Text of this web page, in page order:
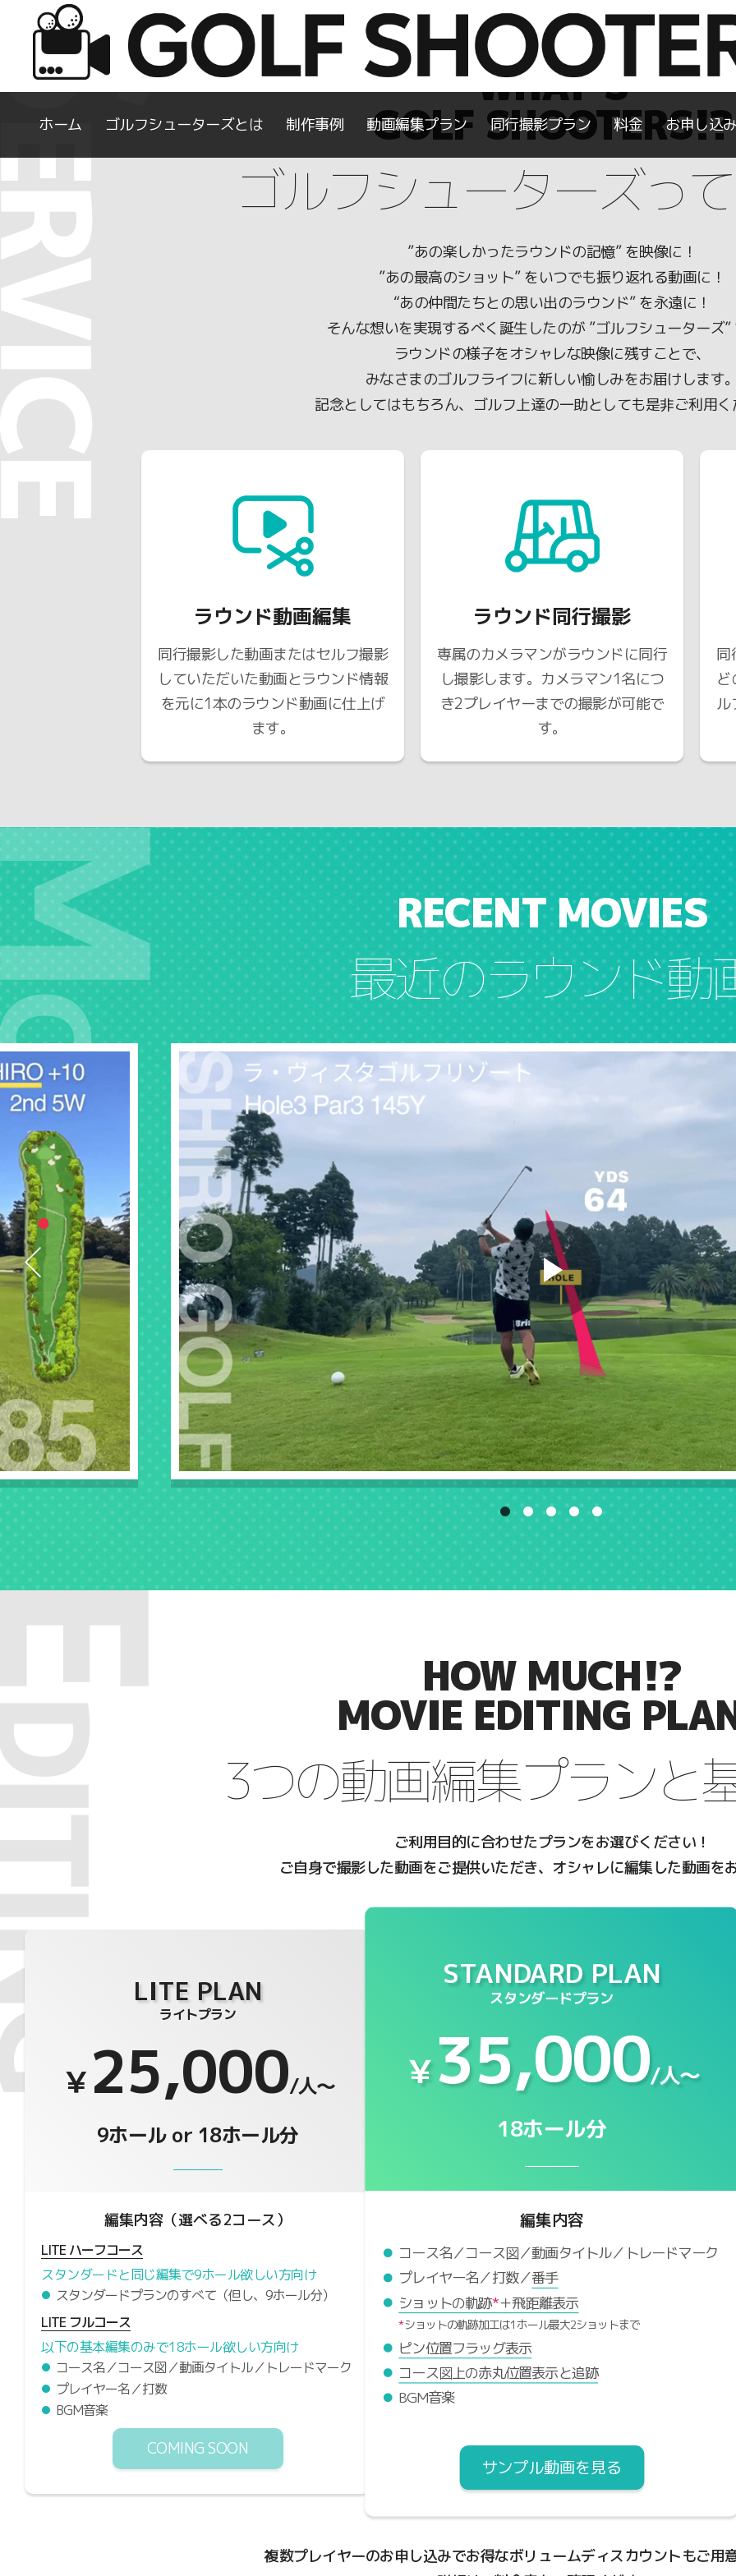
ホーム ゴルフシューターズとは 制作事例 動画編集プラン 同行撮影プラン 料金 お申し込
WHAT’S
GOLF SHOOTERS!?
ゴルフシューターズっ
”あの楽しかったラウンドの記憶” を映像に！
”あの最高のショット” をいつでも振り返れる動画に！
“あの仲間たちとの思い出のラウンド” を永遠に！
そんな想いを実現するべく誕生したのが ”ゴルフシューターズ”
ラウンドの様子をオシャレな映像に残すことで、
みなさまのゴルフライフに新しい愉しみをお届けします
記念としてはもちろん、ゴルフ上達の一助としても是非ご利用
ラウンド動画編集
同行撮影した動画またはセルフ撮影
していただいた動画とラウンド情報
を元に1本のラウンド動画に仕上げ
ます。
ラウンド同行撮影
専属のカメラマンがラウンドに同行
し撮影します。カメラマン1名につ
き2プレイヤーまでの撮影が可能で
す。
同
ど
ル
RECENT MOVIES
最近のラウンド動
HOW MUCH!?
MOVIE EDITING
3つの動画編集プランと
ご利用目的に合わせたプランをお選びください！
ご自身で撮影した動画をご提供いただき、オシャレに編集した動画を
LITE PLAN
ライトプラン
￥25,000/人〜
9ホール or 18ホール分
編集内容（選べる2コース）
LITE ハーフコース
スタンダードと同じ編集で9ホール欲しい方向け
スタンダードプランのすべて（但し、9ホール分）
LITE フルコース
以下の基本編集のみで18ホール欲しい方向け
コース名／コース図／動画タイトル／トレードマーク
プレイヤー名／打数
BGM音楽
COMING SOON
STANDARD PLAN
スタンダードプラン
￥35,000/人〜
18ホール分
編集内容
コース名／コース図／動画タイトル／トレードマーク
プレイヤー名／打数／番手
ショットの軌跡*＋飛距離表示
*ショットの軌跡加工は1ホール最大2ショットまで
ピン位置フラッグ表示
コース図上の赤丸位置表示と追跡
BGM音楽
サンプル動画を見る
複数プレイヤーのお申し込みでお得なボリュームディスカウントもご用